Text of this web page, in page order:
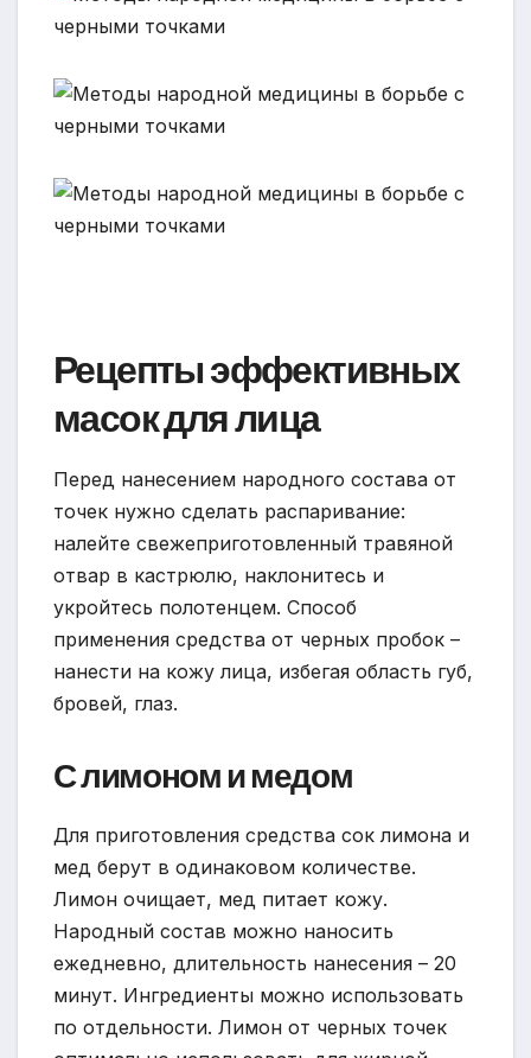
Рецепты эффективных
масок для лица
Перед нанесением народного состава от
точек нужно сделать распаривание:
налейте свежеприготовленный травяной
отвар в кастрюлю, наклонитесь и
укройтесь полотенцем. Способ
применения средства от черных пробок –
нанести на кожу лица, избегая область губ,
бровей, глаз.
С лимоном и медом
Для приготовления средства сок лимона и
мед берут в одинаковом количестве.
Лимон очищает, мед питает кожу.
Народный состав можно наносить
ежедневно, длительность нанесения – 20
минут. Ингредиенты можно использовать
по отдельности. Лимон от черных точек